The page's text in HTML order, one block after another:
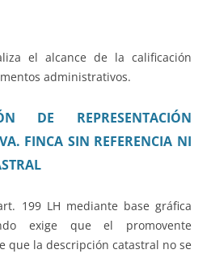
el alcance de la calificación
administrativos.
DE REPRESENTACIÓN
FINCA SIN REFERENCIA NI
199 LH mediante base gráfica
exige que el promovente
que la descripción catastral no se